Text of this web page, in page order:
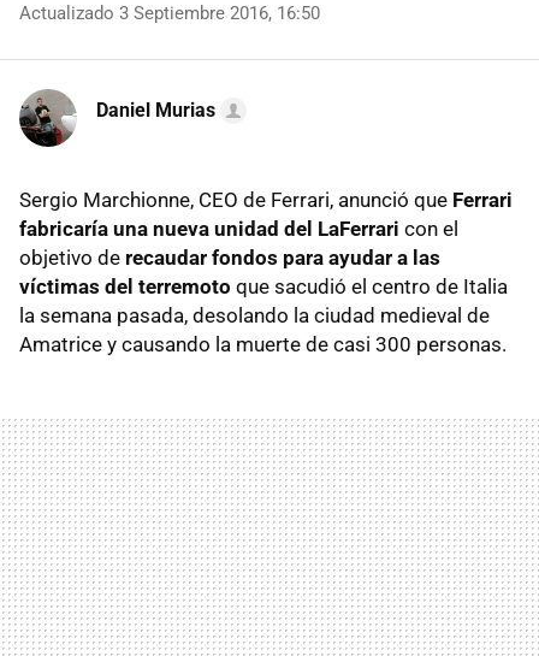
Actualizado 3 Septiembre 2016, 16:50
Daniel Murias
Sergio Marchionne, CEO de Ferrari, anunció que Ferrari
fabricaría una nueva unidad del LaFerrari con el
objetivo de recaudar fondos para ayudar a las
víctimas del terremoto que sacudió el centro de Italia
la semana pasada, desolando la ciudad medieval de
Amatrice y causando la muerte de casi 300 personas.